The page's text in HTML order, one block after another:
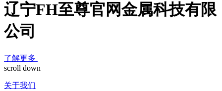
辽宁FH至尊官网金属科技有限
公司
了解更多
scroll down
关于我们